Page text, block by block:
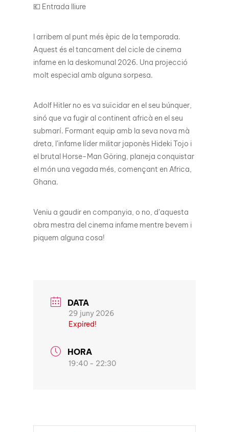
💶 Entrada lliure
I arribem al punt més èpic de la temporada.
Aquest és el tancament del cicle de cinema
infame en la deskomunal 2026. Una projecció
molt especial amb alguna sorpesa.
Adolf Hitler no es va suïcidar en el seu búnquer,
sinó que va fugir al continent africà en el seu
submarí. Formant equip amb la seva nova mà
dreta, l’infame líder militar japonès Hideki Tojo i
el brutal Horse-Man Göring, planeja conquistar
el món una vegada més, començant en Africa,
Ghana.
Veniu a gaudir en companyia, o no, d’aquesta
obra mestra del cinema infame mentre bevem i
piquem alguna cosa!
DATA
29 juny 2026
Expired!
HORA
19:40 - 22:30